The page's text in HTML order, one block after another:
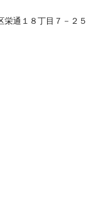
通１８丁目７－２５